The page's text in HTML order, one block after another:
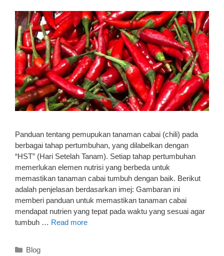
Panduan tentang pemupukan tanaman cabai (chili) pada
berbagai tahap pertumbuhan, yang dilabelkan dengan
“HST” (Hari Setelah Tanam). Setiap tahap pertumbuhan
memerlukan elemen nutrisi yang berbeda untuk
memastikan tanaman cabai tumbuh dengan baik. Berikut
adalah penjelasan berdasarkan imej: Gambaran ini
memberi panduan untuk memastikan tanaman cabai
mendapat nutrien yang tepat pada waktu yang sesuai agar
tumbuh … Read more
Categories
Blog